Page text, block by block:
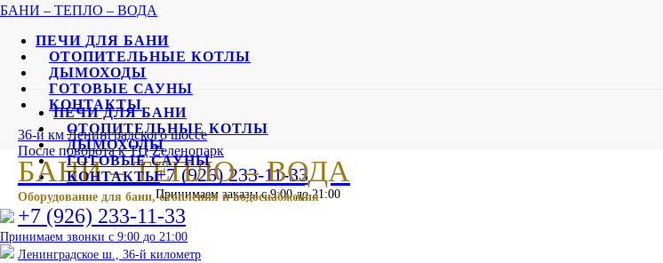
БАНИ – ТЕПЛО – ВОДА
ПЕЧИ ДЛЯ БАНИ
ОТОПИТЕЛЬНЫЕ КОТЛЫ
ДЫМОХОДЫ
ГОТОВЫЕ САУНЫ
КОНТАКТЫ
36-й км Ленинградского шоссе
После поворота к ТЦ Zеленопарк
+7 (926) 233-11-33
Принимаем заказы с 9:00 до 21:00
ПЕЧИ ДЛЯ БАНИ
ОТОПИТЕЛЬНЫЕ КОТЛЫ
ДЫМОХОДЫ
ГОТОВЫЕ САУНЫ
КОНТАКТЫ
БАНИ – ТЕПЛО – ВОДА
Оборудование для бани, отопления и водоснабжения
+7 (926) 233-11-33
Принимаем звонки с 9:00 до 21:00
Ленинградское ш., 36-й километр